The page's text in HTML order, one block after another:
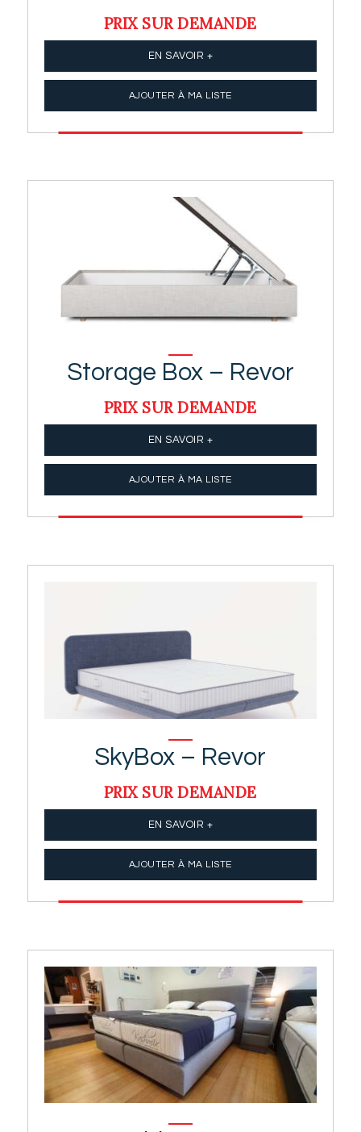
PRIX SUR DEMANDE
EN SAVOIR +
AJOUTER À MA LISTE
Storage Box – Revor
PRIX SUR DEMANDE
EN SAVOIR +
AJOUTER À MA LISTE
SkyBox – Revor
PRIX SUR DEMANDE
EN SAVOIR +
AJOUTER À MA LISTE